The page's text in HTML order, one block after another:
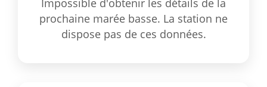
prochaine marée basse. La station ne
dispose pas de ces données.